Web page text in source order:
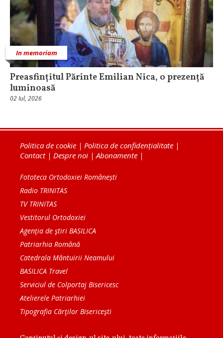
In memoriam
Preasfințitul Părinte Emilian Nica, o prezență
luminoasă
02 Iul, 2026
Politica de cookie | Politica de confidențialitate |
Contact| Despre noi |Abonamente |
Fototeca Ortodoxiei Românești
Radio TRINITAS
TV TRINITAS
Vestitorul Ortodoxiei
Agenţia de ştiri BASILICA
Patriarhia Română
Catedrala Mântuirii Neamului
BASILICA Travel
Serviciul de Colportaj Bisericesc
Atelierele Patriarhiei
Tipografia Cărţilor Bisericeşti